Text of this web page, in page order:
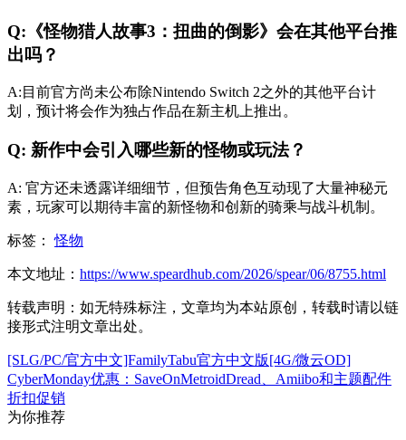
Q:《怪物猎人故事3：扭曲的倒影》会在其他平台推
出吗？
A:目前官方尚未公布除Nintendo Switch 2之外的其他平台计
划，预计将会作为独占作品在新主机上推出。
Q: 新作中会引入哪些新的怪物或玩法？
A: 官方还未透露详细细节，但预告角色互动现了大量神秘元
素，玩家可以期待丰富的新怪物和创新的骑乘与战斗机制。
标签： 怪物
本文地址： https://www.speardhub.com/2026/spear/06/8755.html
转载声明： 如无特殊标注，文章均为本站原创，转载时请以链
接形式注明文章出处。
[SLG/PC/官方中文]FamilyTabu官方中文版[4G/微云OD]
CyberMonday优惠：SaveOnMetroidDread、Amiibo和主题配件
折扣促销
为你推荐